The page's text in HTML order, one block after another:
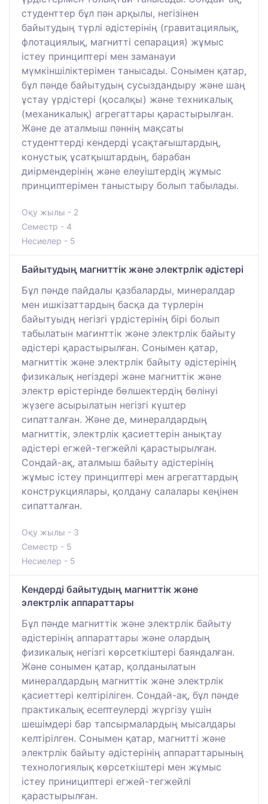
студенттер бұл пән арқылы, негізінен
байытудың түрлі әдістерінің (гравитациялық,
флотациялық, магнитті сепарация) жұмыс
істеу принциптері мен заманауи
мүмкіншіліктерімен танысады. Сонымен қатар,
бұл пәнде байытудың сусыздандыру және шаң
ұстау үрдістері (қосалқы) және техникалық
(механикалық) агрегаттары қарастырылған.
Және де аталмыш пәннің мақсаты
студенттерді кендерді ұсақтағыштардың,
конустық ұсатқыштардың, барабан
диірмендерінің және елеуіштердің жұмыс
принциптерімен таныстыру болып табылады.
Оқу жылы - 2
Семестр - 4
Несиелер - 5
Байытудың магниттік және электрлік әдістері
Бұл пәнде пайдалы қазбаларды, минералдар
мен ишкізаттардың басқа да түрлерін
байытуыдң негізгі үрдістерінің бірі болып
табылатын магинттік және электрлік байыту
әдістері қарастырылған. Сонымен қатар,
магниттік және электрлік байыту әдістерінің
физикалық негіздері және магниттік және
электр өрістерінде бөлшектердің бөлінуі
жүзеге асырылатын негізгі күштер
сипатталған. Және де, минералдардың
магниттік, электрлік қасиеттерін анықтау
әдістері егжей-тегжейлі қарастырылған.
Сондай-ақ, аталмыш байыту әдістерінің
жұмыс істеу принциптері мен агрегаттардың
конструкциялары, қолдану салалары кеңінен
сипатталған.
Оқу жылы - 3
Семестр - 5
Несиелер - 5
Кендерді байытудың магниттік және
электрлік аппараттары
Бұл пәнде магниттік және электрлік байыту
әдістерінің аппараттары және олардың
физикалық негізгі көрсеткіштері баяндалған.
Және сонымен қатар, қолданылатын
минералдардың магниттік және электрлік
қасиеттері келтіріліген. Сондай-ақ, бұл пәнде
практикалық есептеулерді жүргізу үшін
шешімдері бар тапсырмалардың мысалдары
келтірілген. Сонымен қатар, магнитті және
электрлік байыту әдістерінің аппараттарының
технологиялық көрсеткіштері мен жұмыс
істеу принициптері егжей-тегжейлі
қарастырылған.